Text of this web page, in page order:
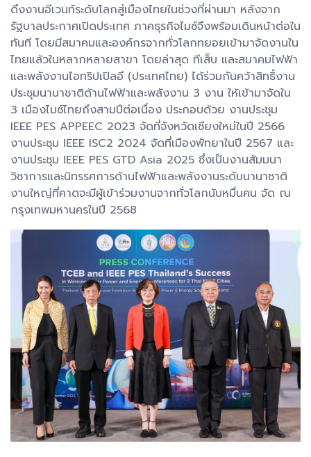
ดึงงานอีเวนท์ระดับโลกสู่เมืองไทยในช่วงที่ผ่านมา หลังจาก
รัฐบาลประกาศเปิดประเทศ ภาคธุรกิจไมซ์จึงพร้อมเดินหน้าต่อใน
ทันที โดยมีสมาคมและองค์กรจากทั่วโลกทยอยเข้ามาจัดงานใน
ไทยแล้วในหลากหลายสาขา โดยล่าสุด ทีเส็บ และสมาคมไฟฟ้า
และพลังงานไอทริปเปิลอี (ประเทศไทย) ได้ร่วมกันคว้าสิทธิ์งาน
ประชุมนานาชาติด้านไฟฟ้าและพลังงาน 3 งาน ให้เข้ามาจัดใน
3 เมืองไมซ์ไทยถึงสามปีต่อเนื่อง ประกอบด้วย งานประชุม
IEEE PES APPEEC 2023 จัดที่จังหวัดเชียงใหม่ในปี 2566
งานประชุม IEEE ISC2 2024 จัดที่เมืองพัทยาในปี 2567 และ
งานประชุม IEEE PES GTD Asia 2025 ซึ่งเป็นงานสัมมนา
วิชาการและนิทรรศการด้านไฟฟ้าและพลังงานระดับนานาชาติ
งานใหญ่ที่คาดจะมีผู้เข้าร่วมงานจากทั่วโลกนับหมื่นคน จัด ณ
กรุงเทพมหานครในปี 2568